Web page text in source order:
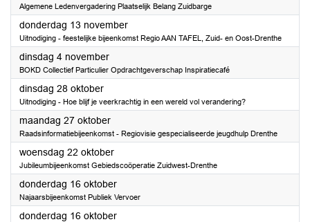
Algemene Ledenvergadering Plaatselijk Belang Zuidbarge
donderdag 13 november2025
Uitnodiging - feestelijke bijeenkomst Regio AAN TAFEL, Zuid- en Oost-Drenthe
dinsdag 4 november2025
BOKD Collectief Particulier Opdrachtgeverschap Inspiratiecafé
dinsdag 28 oktober2025
Uitnodiging - Hoe blijf je veerkrachtig in een wereld vol verandering?
maandag 27 oktober2025
Raadsinformatiebijeenkomst - Regiovisie gespecialiseerde jeugdhulp Drenthe
woensdag 22 oktober2025
Jubileumbijeenkomst Gebiedscoöperatie Zuidwest-Drenthe
donderdag 16 oktober2025
Najaarsbijeenkomst Publiek Vervoer
donderdag 16 oktober2025